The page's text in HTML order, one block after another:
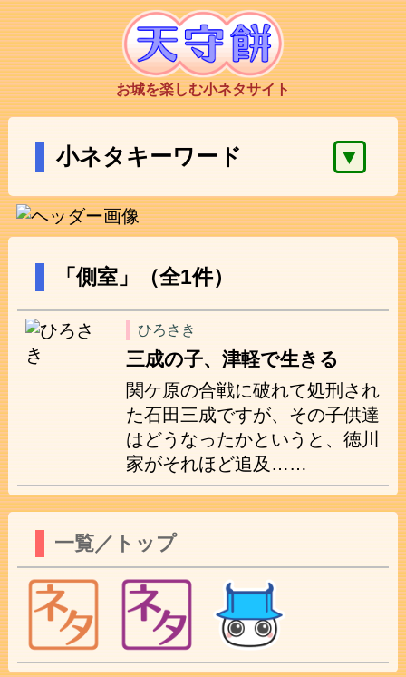
お城を楽しむ小ネタサイト
小ネタキーワード ▼
「側室」（全1件）
ひろさき
三成の子、津軽で生きる
関ケ原の合戦に破れて処刑され
た石田三成ですが、その子供達
はどうなったかというと、徳川
家がそれほど追及……
一覧／トップ